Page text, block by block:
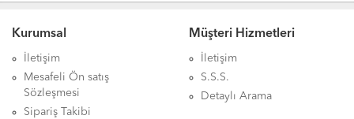
Kurumsal
İletişim
Mesafeli Ön satış
Sözleşmesi
Sipariş Takibi
Müşteri Hizmetleri
İletişim
S.S.S.
Detaylı Arama